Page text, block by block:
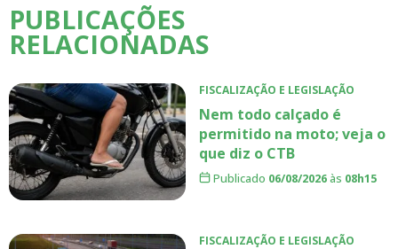
PUBLICAÇÕES
RELACIONADAS
FISCALIZAÇÃO E LEGISLAÇÃO
Nem todo calçado é
permitido na moto; veja o
que diz o CTB
Publicado 06/08/2026às 08h15
FISCALIZAÇÃO E LEGISLAÇÃO